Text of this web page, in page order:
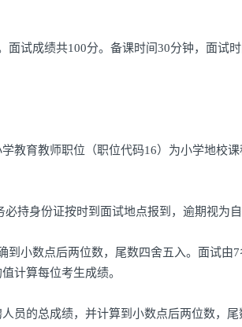
试成绩共100分。备课时间30分钟，面试时
教育教师职位（职位代码16）为小学地校
持身份证按时到面试地点报到，逾期视为自
到小数点后两位数，尾数四舍五入。面试由
计算每位考生成绩。
员的总成绩，并计算到小数点后两位数，